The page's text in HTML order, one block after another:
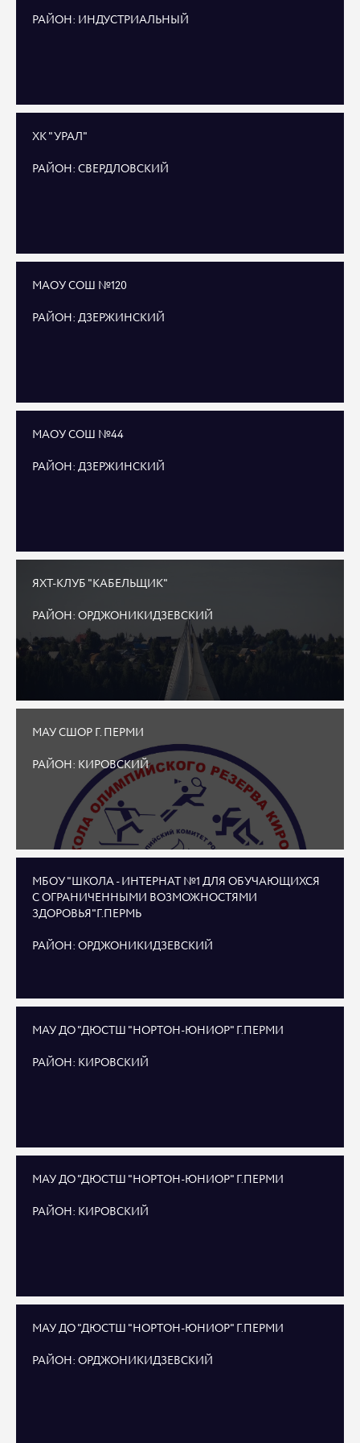
РАЙОН: ИНДУСТРИАЛЬНЫЙ
ХК "УРАЛ"
РАЙОН: СВЕРДЛОВСКИЙ
МАОУ СОШ №120
РАЙОН: ДЗЕРЖИНСКИЙ
МАОУ СОШ №44
РАЙОН: ДЗЕРЖИНСКИЙ
ЯХТ-КЛУБ "КАБЕЛЬЩИК"
РАЙОН: ОРДЖОНИКИДЗЕВСКИЙ
МАУ СШОР Г. ПЕРМИ
РАЙОН: КИРОВСКИЙ
МБОУ "ШКОЛА - ИНТЕРНАТ №1 ДЛЯ ОБУЧАЮЩИХСЯ
С ОГРАНИЧЕННЫМИ ВОЗМОЖНОСТЯМИ
ЗДОРОВЬЯ"Г.ПЕРМЬ
РАЙОН: ОРДЖОНИКИДЗЕВСКИЙ
МАУ ДО "ДЮСТШ "НОРТОН-ЮНИОР" Г.ПЕРМИ
РАЙОН: КИРОВСКИЙ
МАУ ДО "ДЮСТШ "НОРТОН-ЮНИОР" Г.ПЕРМИ
РАЙОН: КИРОВСКИЙ
МАУ ДО "ДЮСТШ "НОРТОН-ЮНИОР" Г.ПЕРМИ
РАЙОН: ОРДЖОНИКИДЗЕВСКИЙ